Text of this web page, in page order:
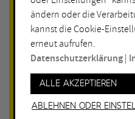
ändern oder die
kannst die Cookie-
erneut aufrufen.
Datenschutzerklärung
Alle akzeptieren
Ablehnen oder